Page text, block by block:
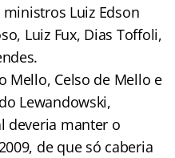
Luiz Edson
Luiz Fux, Dias Toffoli,
Mello, Celso de Mello e
Lewandowski,
deveria manter o
de que só caberia